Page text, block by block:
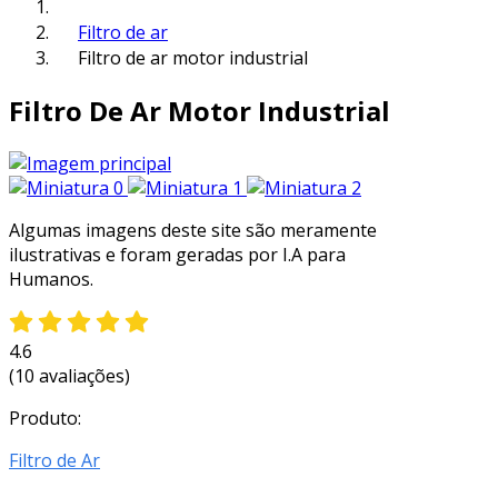
Filtro de ar
Filtro de ar motor industrial
Filtro De Ar Motor Industrial
Algumas imagens deste site são meramente
ilustrativas e foram geradas por I.A para
Humanos.
4.6
(10 avaliações)
Produto:
Filtro de Ar